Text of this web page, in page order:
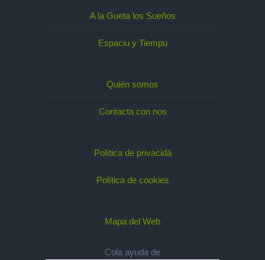
A la Gueta los Sueños
Espaciu y Tiempu
Quién somos
Contacta con nos
Política de privacidá
Política de cookies
Mapa del Web
Cola ayuda de